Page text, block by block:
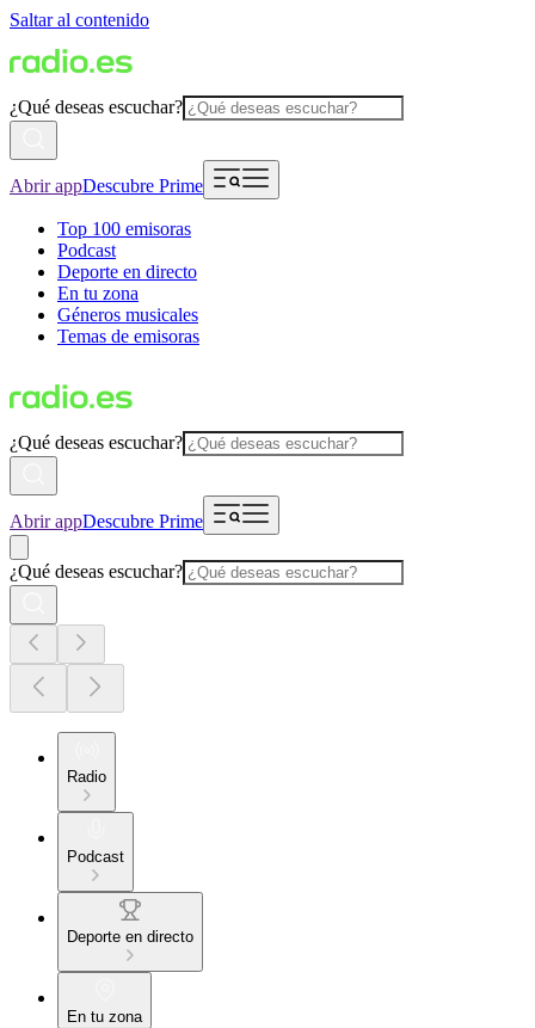
Saltar al contenido
¿Qué deseas escuchar?
Abrir appDescubre Prime
Top 100 emisoras
Podcast
Deporte en directo
En tu zona
Géneros musicales
Temas de emisoras
¿Qué deseas escuchar?
Abrir appDescubre Prime
¿Qué deseas escuchar?
Radio
Podcast
Deporte en directo
En tu zona